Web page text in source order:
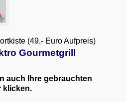
(49,- Euro Aufpreis)
Gourmetgrill
auch Ihre gebrauchten
klicken.